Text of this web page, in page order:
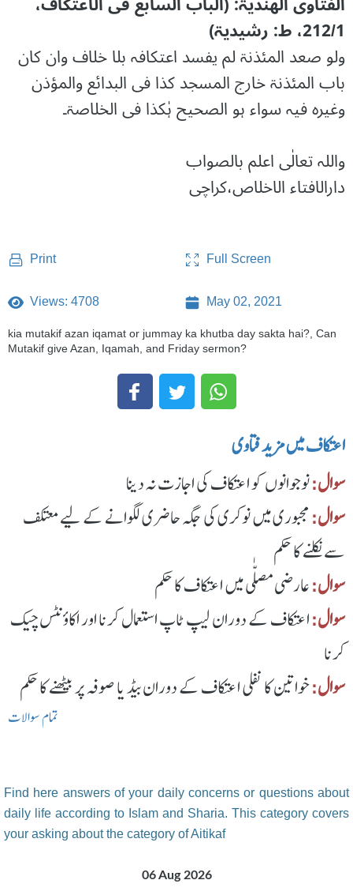
212/1، ط: رشیدیۃ)
ولو صعد المئذنۃ لم یفسد اعتکافہ بلا خلاف وان کان
باب المئذنۃ خارج المسجد کذا فی البدائع والمؤذن
وغیرہ فیہ سواء ہو الصحیح ہٰکذا فی الخلاصۃ۔
واللہ تعالٰی اعلم بالصواب
دارالافتاء الاخلاص،کراچی
Print Full Screen
Views: 4708 May 02, 2021
kia mutakif azan iqamat or jummay ka khutba day sakta hai?, Can
Mutakif give Azan, Iqamah, and Friday sermon?
اعتکاف میں مزید فتاوی
سوال:نوجوانوں کو اعتکاف کی اجازت نہ دینا
سوال:مجبوری میں نوکری کی جگہ حاضری لگوانے کے لیے معتکف
سے نکلنے کا حکم
سوال:عارضی مصلّٰی میں اعتکاف کا حکم
سوال:اعتکاف کے دوران لیپ ٹاپ استعمال کرنا اور اکاؤنٹس چیک
کرنا
سوال:خواتین کا نفلی اعتکاف کے دوران بیڈ یا صوفہ پر بیٹھنے کا حکم
تمام سوالات
Find here answers of your daily concerns or questions about
daily life according to Islam and Sharia. This category covers
your asking about the category of Aitikaf
06 Aug 2026